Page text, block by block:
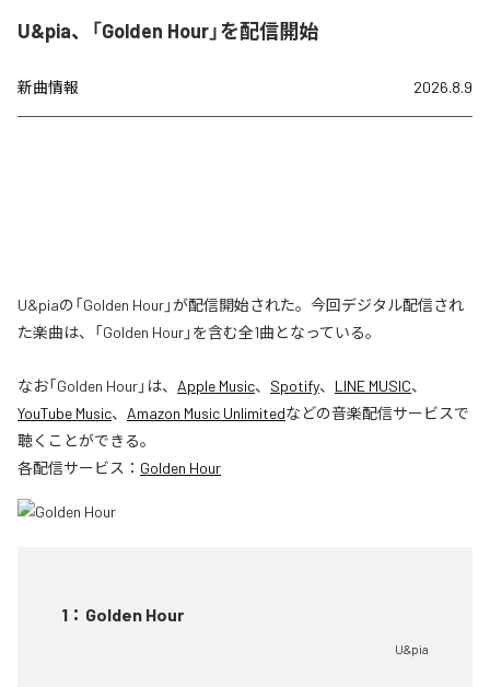
U&pia、「Golden Hour」を配信開始
新曲情報 2026.8.9
U&piaの「Golden Hour」が配信開始された。今回デジタル配信され
た楽曲は、「Golden Hour」を含む全1曲となっている。
なお「Golden Hour」は、 Apple Music、 Spotify、 LINE MUSIC、
YouTube Music、 Amazon Music Unlimitedなどの音楽配信サービスで
聴くことができる。
各配信サービス： Golden Hour
1 ： Golden Hour
U&pia